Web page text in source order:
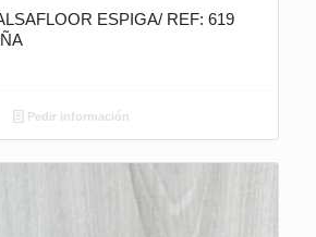
ESPIGA/ REF: 619
Pedir información